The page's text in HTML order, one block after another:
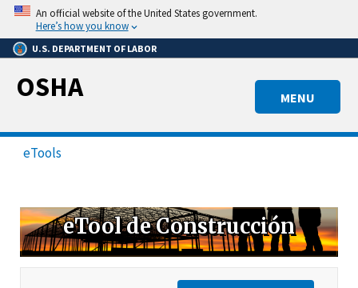
Skip
main
content
An official website of the United States government.
Here’s how you know
U.S. DEPARTMENT OF LABOR
MENU
OSHA
eTools
eTool de Construcción